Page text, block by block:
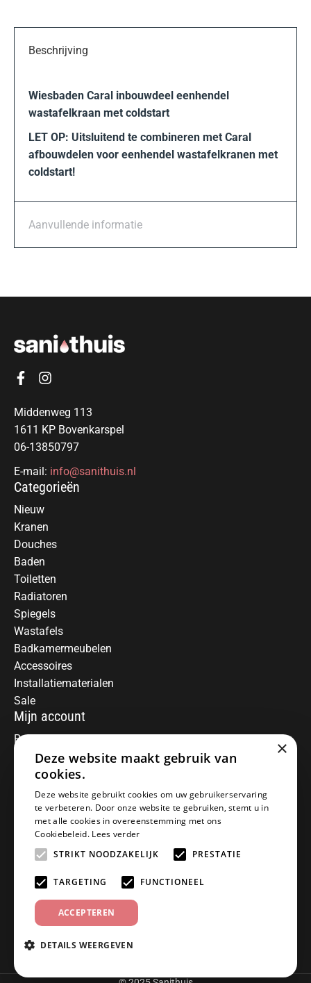
Beschrijving
Wiesbaden Caral inbouwdeel eenhendel
wastafelkraan met coldstart
LET OP: Uitsluitend te combineren met Caral
afbouwdelen voor eenhendel wastafelkranen met
coldstart!
Aanvullende informatie
Middenweg 113
1611 KP Bovenkarspel
06-13850797
E-mail: info@sanithuis.nl
Categorieën
Nieuw
Kranen
Douches
Baden
Toiletten
Radiatoren
Spiegels
Wastafels
Badkamermeubelen
Accessoires
Installatiematerialen
Sale
Mijn account
Registreren
Mijn bestellingen
Informatie
Over ons
Algemene voorwaarden
Disclaimer
Privacy Policy
Betaalmethoden
Retourneren
Klantenservice
Offerte aanvragen
Contact
×
Deze website maakt gebruik van
cookies.
Deze website gebruikt cookies om uw gebruikerservaring
te verbeteren. Door onze website te gebruiken, stemt u in
met alle cookies in overeenstemming met ons
Cookiebeleid. Lees verder
STRIKT NOODZAKELIJK
PRESTATIE
TARGETING FUNCTIONEEL
ACCEPTEREN
DETAILS WEERGEVEN